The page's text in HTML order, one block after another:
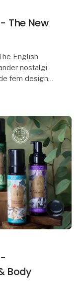
The New
English
nostalgi
fem designs
Body